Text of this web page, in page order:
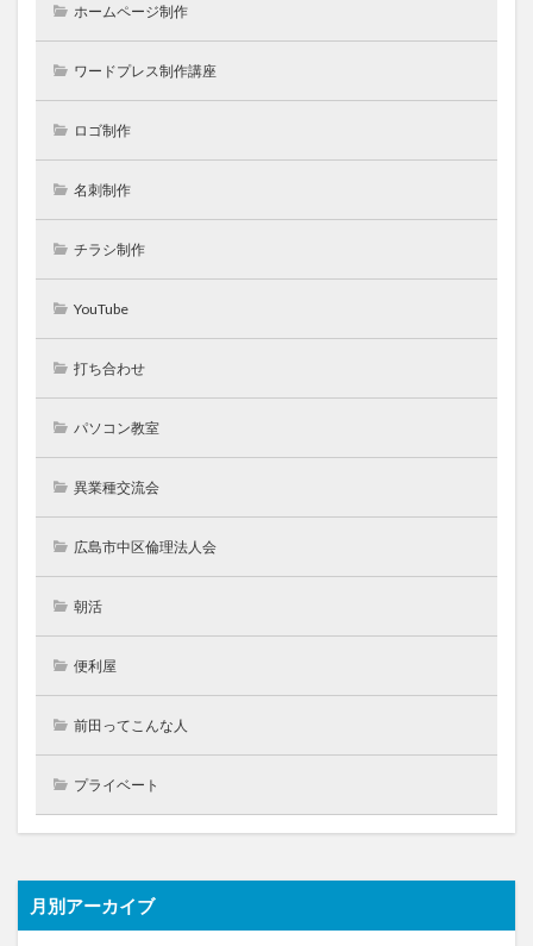
ホームページ制作
ワードプレス制作講座
ロゴ制作
名刺制作
チラシ制作
YouTube
打ち合わせ
パソコン教室
異業種交流会
広島市中区倫理法人会
朝活
便利屋
前田ってこんな人
プライベート
月別アーカイブ